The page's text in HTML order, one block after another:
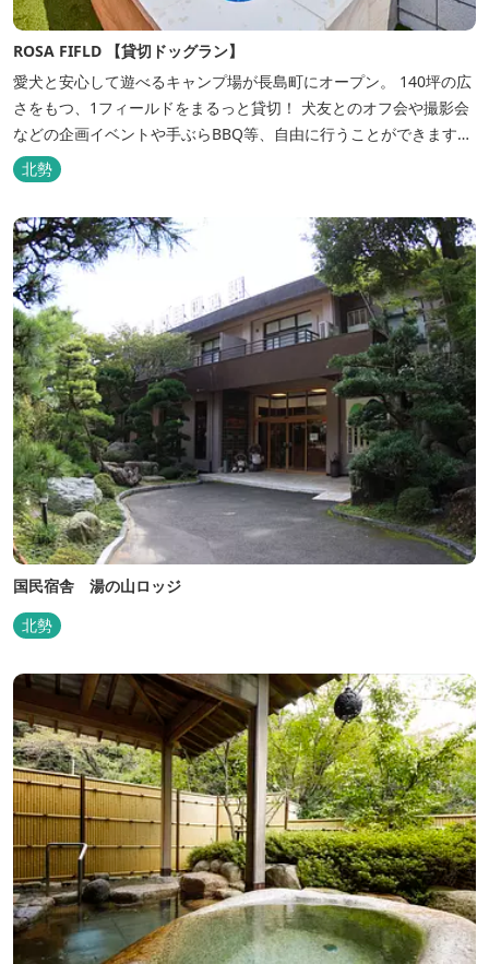
ROSA FIFLD 【貸切ドッグラン】
愛犬と安心して遊べるキャンプ場が長島町にオープン。 140坪の広
さをもつ、1フィールドをまるっと貸切！ 犬友とのオフ会や撮影会
などの企画イベントや手ぶらBBQ等、自由に行うことができます。
フードメニューも豊富で手ぶらでBBQを予算に合わせてお選びいた
だき、楽しんでいただくことがてぎます。 ドックランは全面人工芝
で水はけもよく、ワンちゃんの汚れを気にすることなく自由に遊
べ、エリア...
北勢
国民宿舎 湯の山ロッジ
北勢